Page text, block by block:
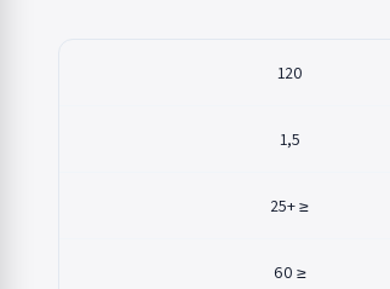
120
1,5
≤ +25
≤ 60